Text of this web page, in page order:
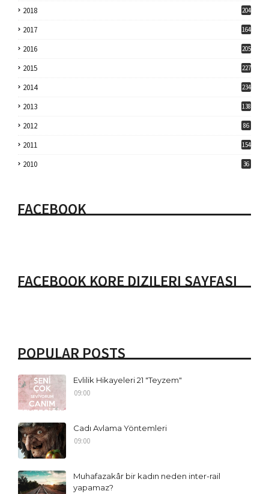
2018 204
2017 164
2016 205
2015 227
2014 234
2013 138
2012 86
2011 154
2010 36
FACEBOOK
FACEBOOK KORE DIZILERI SAYFASI
POPULAR POSTS
Evlilik Hikayeleri 21 "Teyzem"
09:00
Cadı Avlama Yöntemleri
09:00
Muhafazakâr bir kadın neden inter-rail
yapamaz?